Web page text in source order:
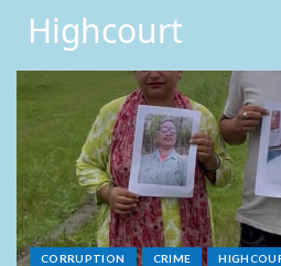
Highcourt
CORRUPTION CRIME